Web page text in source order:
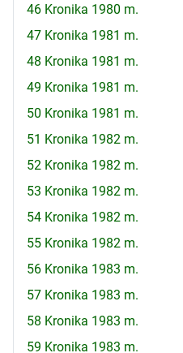
46 Kronika 1980 m.
47 Kronika 1981 m.
48 Kronika 1981 m.
49 Kronika 1981 m.
50 Kronika 1981 m.
51 Kronika 1982 m.
52 Kronika 1982 m.
53 Kronika 1982 m.
54 Kronika 1982 m.
55 Kronika 1982 m.
56 Kronika 1983 m.
57 Kronika 1983 m.
58 Kronika 1983 m.
59 Kronika 1983 m.